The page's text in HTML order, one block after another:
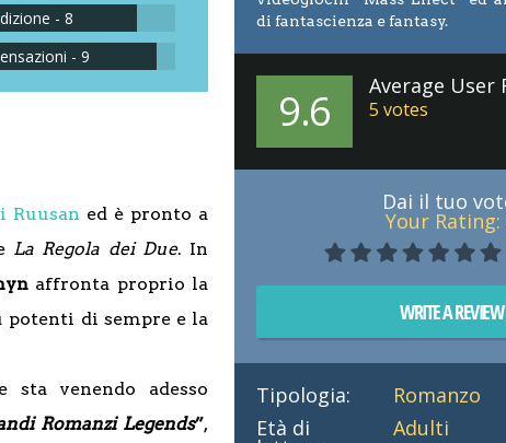
- 8
- 9
Ruusan ed è pronto a
La Regola dei Due. In
affronta proprio la
di sempre e la
sta venendo adesso
Romanzi Legends”,
di fantascienza e fantasy.
9.6 Average User
5 votes
Dai il tuo
Your Rating:
WRITE A REVIEW
Tipologia:
Romanzo
Età di
Adulti